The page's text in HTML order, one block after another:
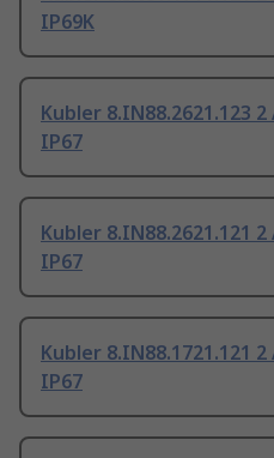
IP69K
Kubler 8.IN88.2621.123
IP67
Kubler 8.IN88.2621.121
IP67
Kubler 8.IN88.1721.121
IP67